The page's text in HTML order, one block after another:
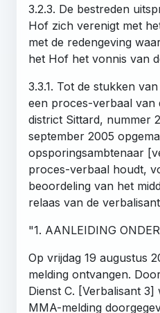
3.2.3. De bestreden
Hof zich verenigt met
met de redengeving
het Hof het vonnis van
3.3.1. Tot de stukken
een proces-verbaal van
district Sittard, nummer
september 2005
opsporingsambtenaar
proces-verbaal houdt,
beoordeling van het
relaas van de
"1. AANLEIDING
Op vrijdag 19 augustus
melding ontvangen.
Dienst C. [Verbalisant
MMA-melding